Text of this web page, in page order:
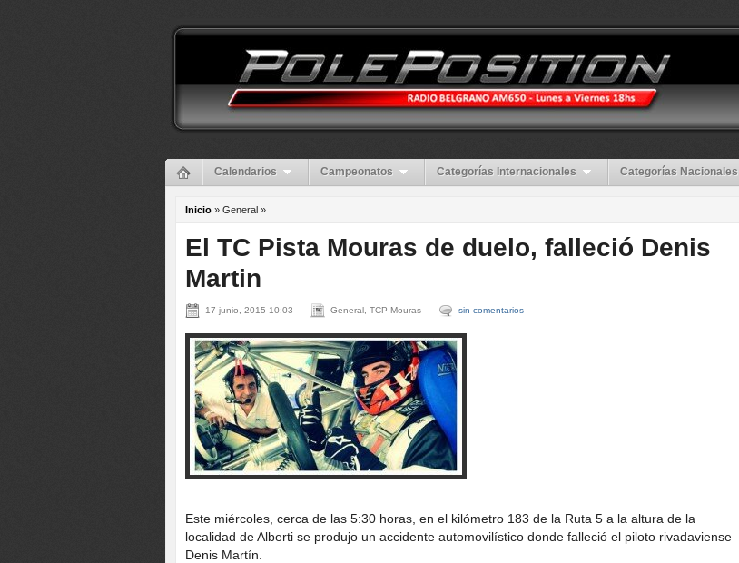
Calendarios Campeonatos Categorías Internacionales Categorías Nacionales
Inicio » General »
El TC Pista Mouras de duelo, falleció Denis
Martin
17 junio, 2015 10:03 General, TCP Mouras sin comentarios
Este miércoles, cerca de las 5:30 horas, en el kilómetro 183 de la Ruta 5 a la altura de la
localidad de Alberti se produjo un accidente automovilístico donde falleció el piloto rivadaviense
Denis Martín.